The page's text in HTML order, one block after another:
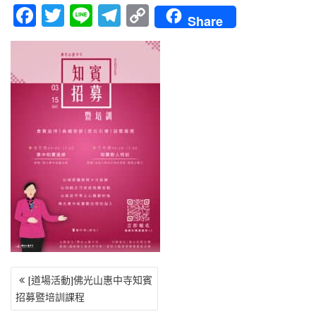
F
ac
b
o
k
T
w
it
te
r
Li
n
e
T
el
gr
m
C
o
p
y
Share
文
章
導
[道場活動]佛光山惠中寺知賓
招募暨培訓課程